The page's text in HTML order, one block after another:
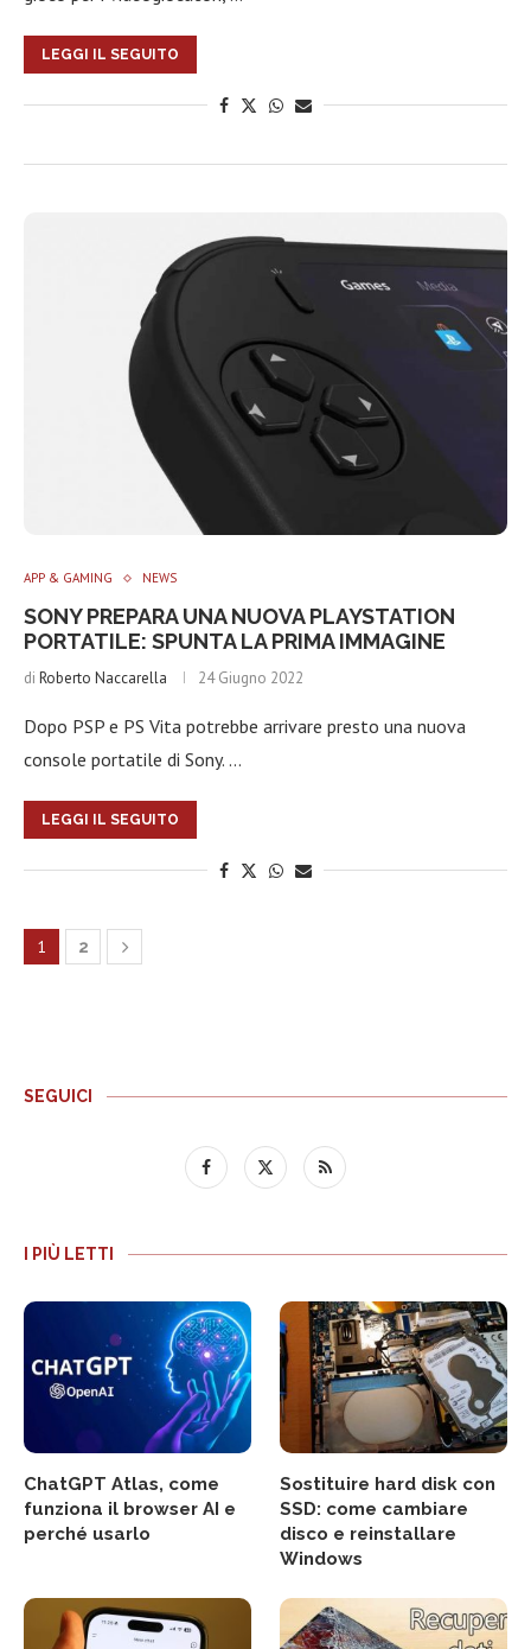
LEGGI IL SEGUITO
APP & GAMING NEWS
SONY PREPARA UNA NUOVA PLAYSTATION
PORTATILE: SPUNTA LA PRIMA IMMAGINE
di Roberto Naccarella 24 Giugno 2022
Dopo PSP e PS Vita potrebbe arrivare presto una nuova
console portatile di Sony. …
LEGGI IL SEGUITO
1 2
SEGUICI
I PIÙ LETTI
ChatGPT Atlas, come
funziona il browser AI e
perché usarlo
Sostituire hard disk con
SSD: come cambiare
disco e reinstallare
Windows